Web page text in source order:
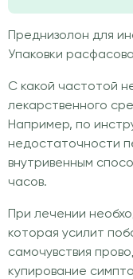
Преднизолон для
Упаковки
С какой частотой
лекарственного
Например, по
недостаточности
внутривенным
часов.
При лечении
которая усилит
самочувствия
купирование